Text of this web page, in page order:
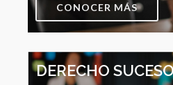
CONOCER MÁS
DERECHO